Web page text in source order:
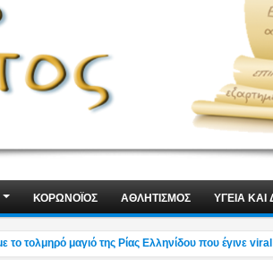
ΚΟΡΩΝΟΪΟΣ ΑΘΛΗΤΙΣΜΟΣ ΥΓΕΙΑ ΚΑΙ
μαγιό της Ρίας Ελληνίδου που έγινε viral